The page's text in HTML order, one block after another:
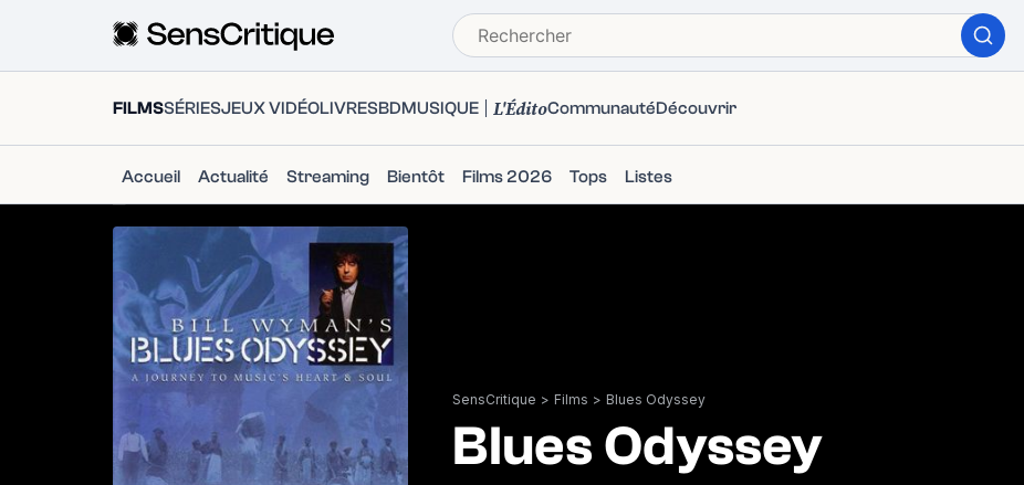
FILMSSÉRIESJEUX VIDÉOLIVRESBDMUSIQUE L'ÉditoCommunautéDécouvrir
Accueil Actualité Streaming Bientôt Films 2026 Tops Listes
SensCritique > Films > Blues Odyssey
Blues Odyssey